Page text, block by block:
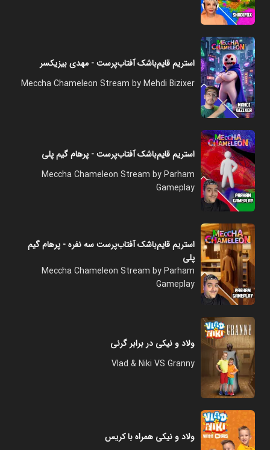
استریم قایم‌باشک آفتاب‌پرست - مهدی بیزیکسر
Meccha Chameleon Stream by Mehdi Bizixer
استریم قایم‌باشک آفتاب‌پرست - پرهام گیم پلی
Meccha Chameleon Stream by Parham
Gameplay
استریم قایم‌باشک آفتاب‌پرست سه نفره - پرهام گیم
پلی
Meccha Chameleon Stream by Parham
Gameplay
ولاد و نیکی در برابر گرنی
Vlad & Niki VS Granny
ولاد و نیکی همراه با کریس